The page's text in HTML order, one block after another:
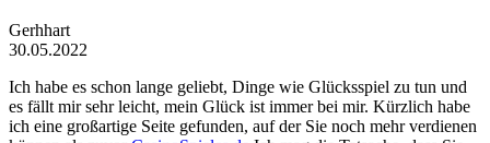
Gerhhart
30.05.2022
Ich habe es schon lange geliebt, Dinge wie Glücksspiel zu tun und
es fällt mir sehr leicht, mein Glück ist immer bei mir. Kürzlich habe
ich eine großartige Seite gefunden, auf der Sie noch mehr verdienen